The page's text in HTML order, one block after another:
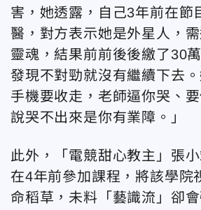
害，她透露，自己3年前在節
醫，對方表示她是外星人，
靈魂，結果前前後後繳了30
發現不對勁就沒有繼續下去
手機要收走，老師逼你哭、
說哭不出來是你有業障。」
此外，「電競甜心教主」張
在4年前參加課程，將該學院
命稻草，未料「藝識流」卻